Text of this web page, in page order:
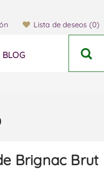
Lista de deseos (0)
BLOG
Brignac Brut